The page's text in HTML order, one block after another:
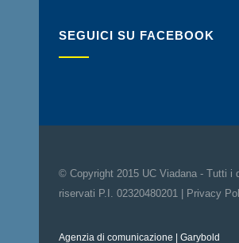
SEGUICI SU FACEBOOK
© Copyright 2015 UC Viadana - Tutti i
riservati P.I. 02320480201 |
Privacy
Agenzia di comunicazione | Garybold